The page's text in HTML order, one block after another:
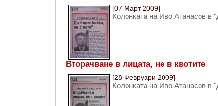
[07 Март 2009]
Колонката на Иво Атанасов в
Вторачване в лицата, не в квотите
[28 Февруари 2009]
Колонката на Иво Атанасов в